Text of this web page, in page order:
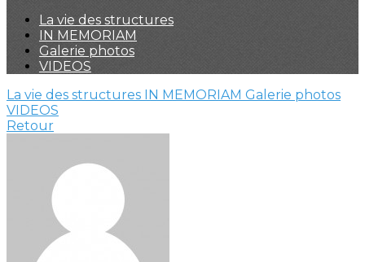
La vie des structures
IN MEMORIAM
Galerie photos
VIDEOS
La vie des structures IN MEMORIAM Galerie photos
VIDEOS
Retour